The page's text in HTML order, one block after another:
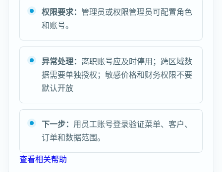
权限要求： 管理员或权限管理员可配置角色
和账号。
异常处理： 离职账号应及时停用；跨区域数
据需要单独授权；敏感价格和财务权限不要
默认开放
下一步： 用员工账号登录验证菜单、客户、
订单和数据范围。
查看相关帮助